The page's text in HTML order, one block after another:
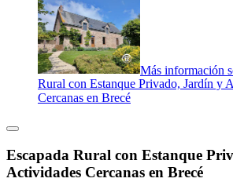
Más información
Rural con Estanque Privado, Jardín y
Cercanas en Brecé
Escapada Rural con Estanque
Actividades Cercanas en Brecé